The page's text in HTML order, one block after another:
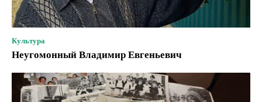
Культура
Неугомонный Владимир Евгеньевич